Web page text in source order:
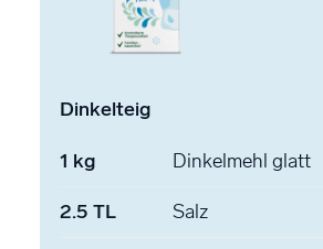
Dinkelteig
1 kg Dinkelmehl glatt
2.5 TL Salz